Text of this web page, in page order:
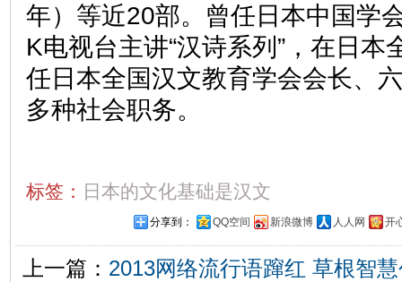
年）等近20部。曾任日本中国学
K电视台主讲“汉诗系列”，在日本
任日本全国汉文教育学会会长、
多种社会职务。
标签： 日本的文化基础是汉文
分享到： QQ空间 新浪微博 人人网 开
上一篇： 2013网络流行语蹿红 草根智